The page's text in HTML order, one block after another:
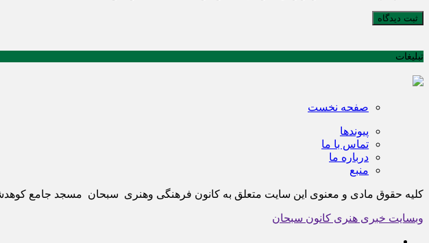
ثبت دیدگاه
تبلیغات
صفحه نخست
پیوندها
تماس با ما
درباره ما
منبع
کلیه حقوق مادی و معنوی این سایت متعلق به کانون فرهنگی وهنری سبحان مسجد جامع
وبسایت خبری هنری کانون سبحان